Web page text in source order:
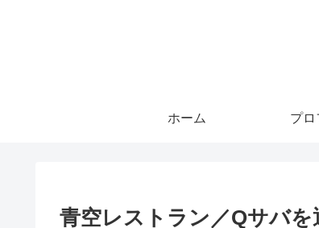
ホーム プロ
青空レストラン／Qサバ